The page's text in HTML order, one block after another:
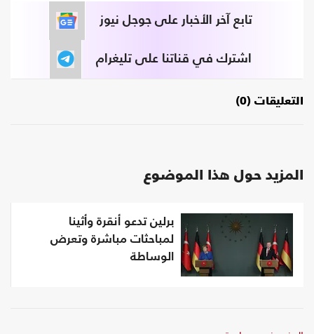
تابع آخر الأخبار على جوجل نيوز
اشترك في قناتنا على تليغرام
التعليقات (0)
المزيد حول هذا الموضوع
برلين تدعو أنقرة وأثينا
لمباحثات مباشرة وتعرض
الوساطة